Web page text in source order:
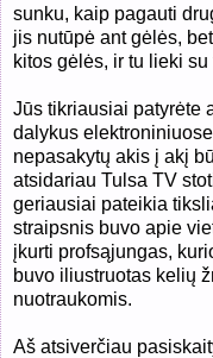
sunku, kaip pagauti
jis nutūpė ant gėlės,
kitos gėlės, ir tu lieki
Jūs tikriausiai patyrėte
dalykus
nepasakytų akis į akį
atsidariau Tulsa TV
geriausiai pateikia
straipsnis buvo apie
įkurti profsąjungas,
buvo iliustruotas kelių
nuotraukomis.
Aš atsiverčiau